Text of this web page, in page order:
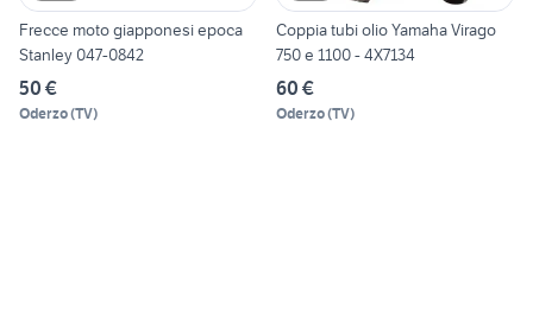
Frecce moto giapponesi epoca
Stanley 047-0842
50 €
Oderzo(TV)
Coppia tubi olio Yamaha Virago
750 e 1100 - 4X7134
60 €
Oderzo(TV)